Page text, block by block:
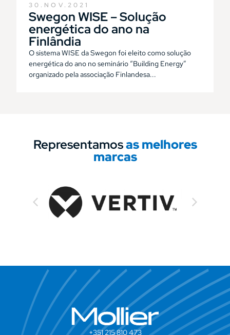
30.NOV.2021
Swegon WISE – Solução
energética do ano na
Finlândia
O sistema WISE da Swegon foi eleito como solução
energética do ano no seminário “Building Energy”
organizado pela associação Finlandesa...
Representamosas melhores
marcas
+351 215 810 473